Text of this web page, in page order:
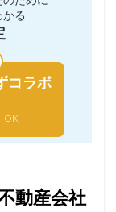
る
コラボ
OK
動産会社